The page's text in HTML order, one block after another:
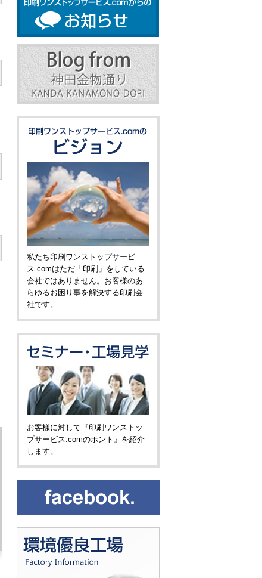
私たち印刷ワンストップサービ
ス.comはただ「印刷」をしている
会社ではありません。お客様のあ
らゆるお困り事を解決する印刷会
社です。
お客様に対して『印刷ワンストッ
プサービス.comのホント』を紹介
します。